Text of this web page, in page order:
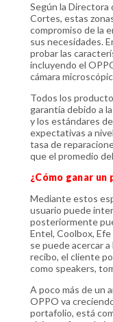
Según la Directora
Cortes, estas
compromiso de la
sus necesidades.
probar las
incluyendo el
cámara
Todos los
garantía debido a
y los estándares
expectativas a
tasa de
que el promedio
¿Cómo ganar
Mediante estos
usuario puede
posteriormente
Entel, Coolbox, Efe
se puede acercar
recibo, el cliente
como speakers,
A poco más de un
OPPO va
portafolio, está